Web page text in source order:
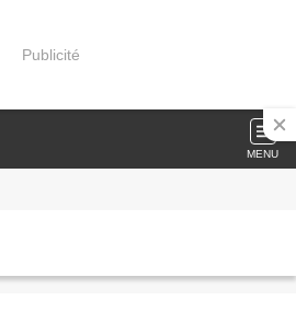
Publicité
MENU